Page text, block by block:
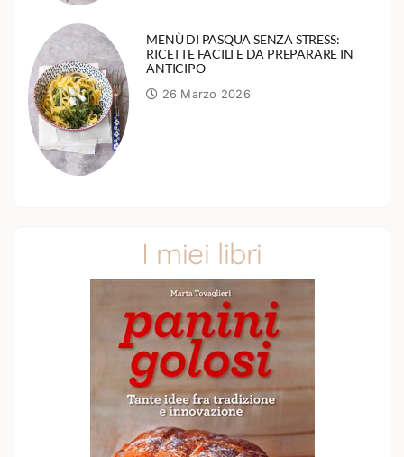
MENÙ DI PASQUA SENZA STRESS:
RICETTE FACILI E DA PREPARARE IN
ANTICIPO
26 Marzo 2026
I miei libri